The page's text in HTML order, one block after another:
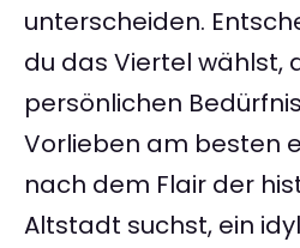
unterscheiden.
du das Viertel wählst,
persönlichen
Vorlieben am besten
nach dem Flair der
Altstadt suchst, ein